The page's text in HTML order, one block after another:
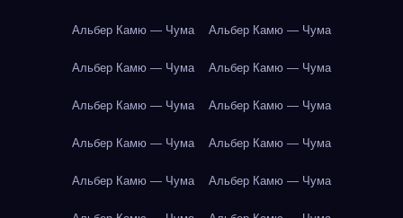
Альбер Камю — Чума Альбер Камю — Чума
Альбер Камю — Чума Альбер Камю — Чума
Альбер Камю — Чума Альбер Камю — Чума
Альбер Камю — Чума Альбер Камю — Чума
Альбер Камю — Чума Альбер Камю — Чума